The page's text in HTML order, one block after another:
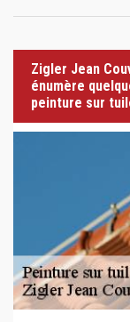
Zigler Jean
énumère
peinture sur